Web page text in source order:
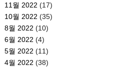
11월 2022 (17)
10월 2022 (35)
8월 2022 (10)
6월 2022 (4)
5월 2022 (11)
4월 2022 (38)